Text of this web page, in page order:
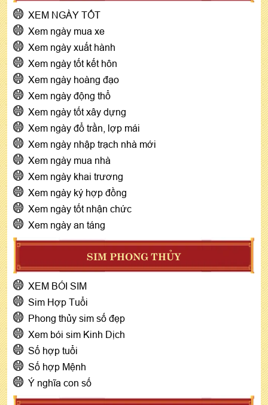
XEM NGÀY TỐT
Xem ngày mua xe
Xem ngày xuất hành
Xem ngày tốt kết hôn
Xem ngày hoàng đạo
Xem ngày động thổ
Xem ngày tốt xây dựng
Xem ngày đổ trần, lợp mái
Xem ngày nhập trạch nhà mới
Xem ngày mua nhà
Xem ngày khai trương
Xem ngày ký hợp đồng
Xem ngày tốt nhận chức
Xem ngày an táng
SIM PHONG THỦY
XEM BÓI SIM
Sim Hợp Tuổi
Phong thủy sim số đẹp
Xem bói sim Kinh Dịch
Số hợp tuổi
Số hợp Mệnh
Ý nghĩa con số